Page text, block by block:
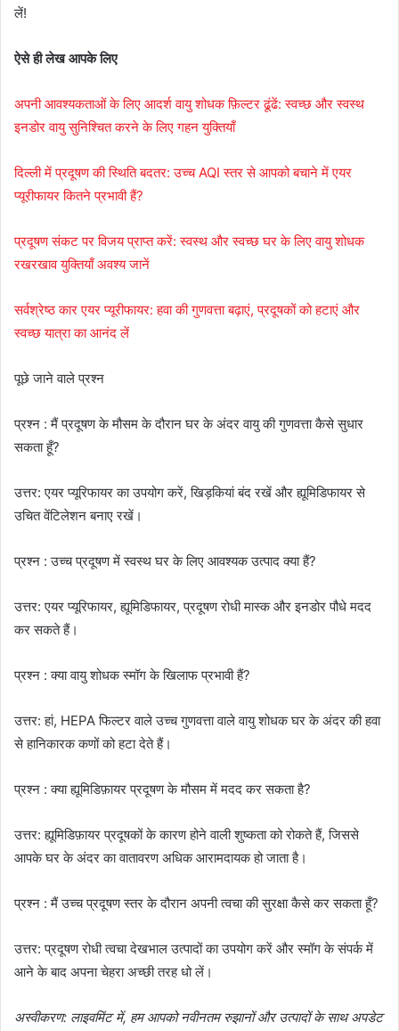
लें!
ऐसे ही लेख आपके लिए
अपनी आवश्यकताओं के लिए आदर्श वायु शोधक फ़िल्टर ढूंढें: स्वच्छ और स्वस्थ
इनडोर वायु सुनिश्चित करने के लिए गहन युक्तियाँ
दिल्ली में प्रदूषण की स्थिति बदतर: उच्च AQI स्तर से आपको बचाने में एयर
प्यूरीफायर कितने प्रभावी हैं?
प्रदूषण संकट पर विजय प्राप्त करें: स्वस्थ और स्वच्छ घर के लिए वायु शोधक
रखरखाव युक्तियाँ अवश्य जानें
सर्वश्रेष्ठ कार एयर प्यूरीफायर: हवा की गुणवत्ता बढ़ाएं, प्रदूषकों को हटाएं और
स्वच्छ यात्रा का आनंद लें
पूछे जाने वाले प्रश्न
प्रश्न : मैं प्रदूषण के मौसम के दौरान घर के अंदर वायु की गुणवत्ता कैसे सुधार
सकता हूँ?
उत्तर: एयर प्यूरिफायर का उपयोग करें, खिड़कियां बंद रखें और ह्यूमिडिफायर से
उचित वेंटिलेशन बनाए रखें।
प्रश्न : उच्च प्रदूषण में स्वस्थ घर के लिए आवश्यक उत्पाद क्या हैं?
उत्तर: एयर प्यूरिफायर, ह्यूमिडिफायर, प्रदूषण रोधी मास्क और इनडोर पौधे मदद
कर सकते हैं।
प्रश्न : क्या वायु शोधक स्मॉग के खिलाफ प्रभावी हैं?
उत्तर: हां, HEPA फिल्टर वाले उच्च गुणवत्ता वाले वायु शोधक घर के अंदर की हवा
से हानिकारक कणों को हटा देते हैं।
प्रश्न : क्या ह्यूमिडिफ़ायर प्रदूषण के मौसम में मदद कर सकता है?
उत्तर: ह्यूमिडिफ़ायर प्रदूषकों के कारण होने वाली शुष्कता को रोकते हैं, जिससे
आपके घर के अंदर का वातावरण अधिक आरामदायक हो जाता है।
प्रश्न : मैं उच्च प्रदूषण स्तर के दौरान अपनी त्वचा की सुरक्षा कैसे कर सकता हूँ?
उत्तर: प्रदूषण रोधी त्वचा देखभाल उत्पादों का उपयोग करें और स्मॉग के संपर्क में
आने के बाद अपना चेहरा अच्छी तरह धो लें।
अस्वीकरण: लाइवमिंट में, हम आपको नवीनतम रुझानों और उत्पादों के साथ अपडेट